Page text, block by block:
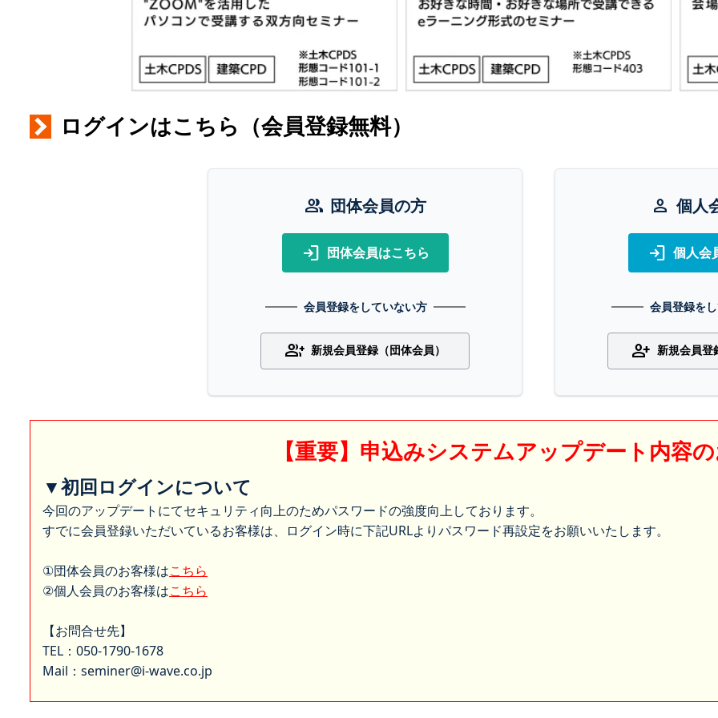
ログインはこちら（会員登録無料）
group 団体会員の方
login 団体会員はこちら
会員登録をしていない方
group_add 新規会員登録（団体会員）
person 個人
login 個人会
会員登録を
person_add 新規会員登
【重要】申込みシステムアップデート内容
▼初回ログインについて
今回のアップデートにてセキュリティ向上のためパスワードの強度向上しております。
すでに会員登録いただいているお客様は、ログイン時に下記URLよりパスワード再設定をお願いいたします。
①団体会員のお客様はこちら
②個人会員のお客様はこちら
【お問合せ先】
TEL：050-1790-1678
Mail：seminer@i-wave.co.jp